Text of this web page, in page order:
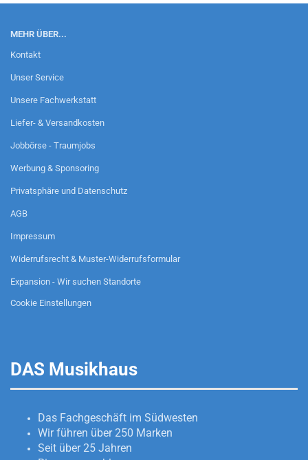
MEHR ÜBER...
Kontakt
Unser Service
Unsere Fachwerkstatt
Liefer- & Versandkosten
Jobbörse - Traumjobs
Werbung & Sponsoring
Privatsphäre und Datenschutz
AGB
Impressum
Widerrufsrecht & Muster-Widerrufsformular
Expansion - Wir suchen Standorte
Cookie Einstellungen
DAS Musikhaus
Das Fachgeschäft im Südwesten
Wir führen über 250 Marken
Seit über 25 Jahren